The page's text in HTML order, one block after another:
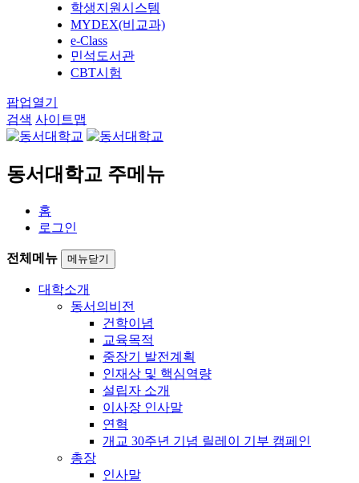
학생지원시스템
MYDEX(비교과)
e-Class
민석도서관
CBT시험
팝업열기
검색 사이트맵
동서대학교 주메뉴
홈
로그인
전체메뉴 메뉴닫기
대학소개
동서의비전
건학이념
교육목적
중장기 발전계획
인재상 및 핵심역량
설립자 소개
이사장 인사말
연혁
개교 30주년 기념 릴레이 기부 캠페인
총장
인사말